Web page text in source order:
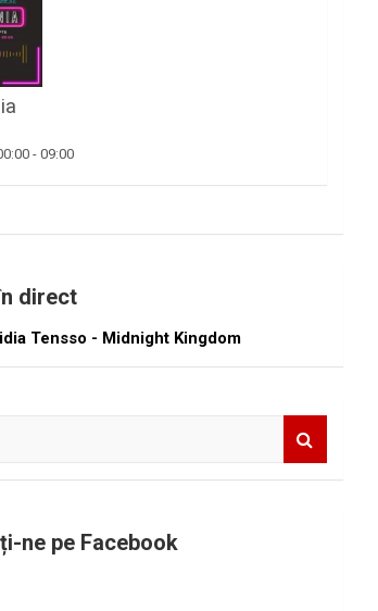
-09:00
direct
Tensso - Midnight Kingdom
ne pe Facebook